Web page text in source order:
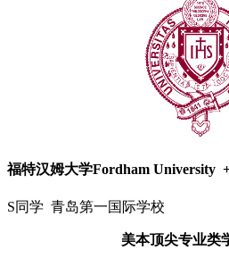
福特汉姆大学Fordham University
S同学 青岛第一国际学校
美本顶尖专业类